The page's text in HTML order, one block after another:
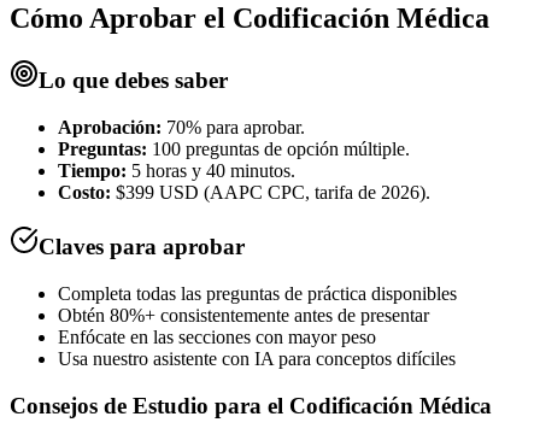
Cómo Aprobar el Codificación Médica
Lo que debes saber
Aprobación: 70% para aprobar.
Preguntas: 100 preguntas de opción múltiple.
Tiempo: 5 horas y 40 minutos.
Costo: $399 USD (AAPC CPC, tarifa de 2026).
Claves para aprobar
Completa todas las preguntas de práctica disponibles
Obtén 80%+ consistentemente antes de presentar
Enfócate en las secciones con mayor peso
Usa nuestro asistente con IA para conceptos difíciles
Consejos de Estudio para el Codificación Médica